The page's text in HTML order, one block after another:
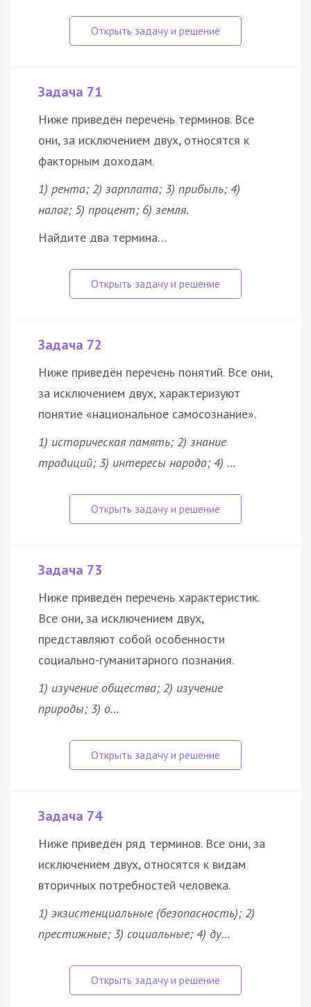
Задача 71
Ниже приведён перечень терминов. Все
они, за исключением двух, относятся к
факторным доходам.
1) рента; 2) зарплата; 3) прибыль; 4)
налог; 5) процент; 6) земля.
Найдите два термина…
Задача 72
Ниже приведён перечень понятий. Все они,
за исключением двух, характеризуют
понятие «национальное самосознание».
1) историческая память; 2) знание
традиций; 3) интересы народа; 4) …
Задача 73
Ниже приведён перечень характеристик.
Все они, за исключением двух,
представляют собой особенности
социально-гуманитарного познания.
1) изучение общества; 2) изучение
природы; 3) о…
Задача 74
Ниже приведён ряд терминов. Все они, за
исключением двух, относятся к видам
вторичных потребностей человека.
1) экзистенциальные (безопасность); 2)
престижные; 3) социальные; 4) ду…